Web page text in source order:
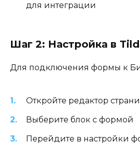
для интеграции
Шаг 2: Настройка в
Для подключения формы к
Откройте редактор
Выберите блок с формой
Перейдите в настройки